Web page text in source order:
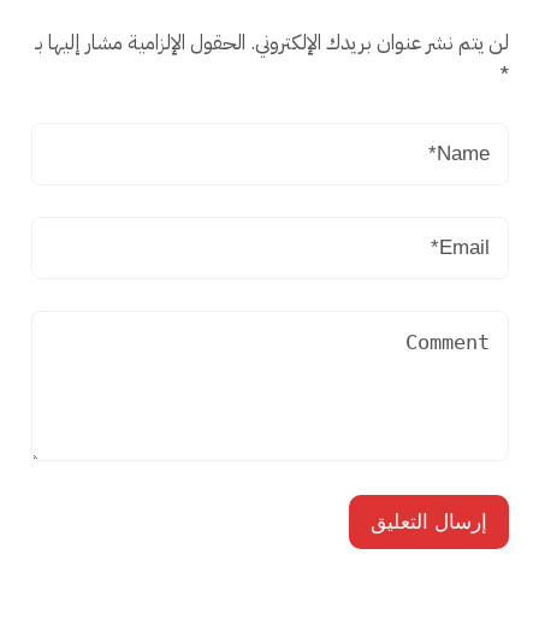
لن يتم نشر عنوان بريدك الإلكتروني. الحقول الإلزامية مشار إليها بـ
*